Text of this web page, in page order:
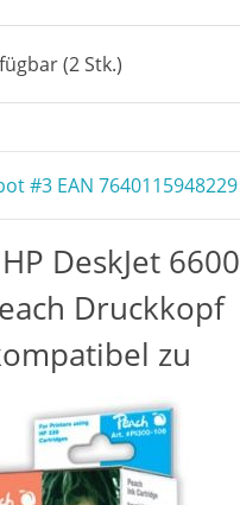
(2 Stk.)
#3 EAN 7640115948229
DeskJet 6600
Druckkopf
zu